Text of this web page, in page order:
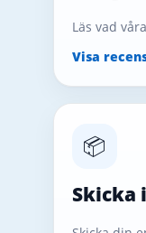
Läs vad
Visa
📦
Skicka